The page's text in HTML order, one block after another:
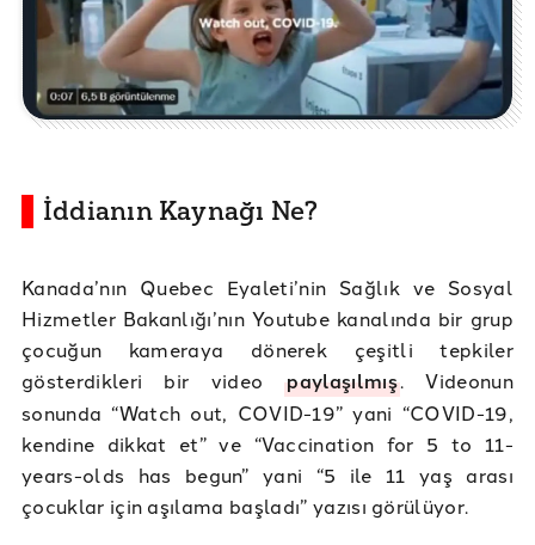
İddianın Kaynağı Ne?
Kanada’nın Quebec Eyaleti’nin Sağlık ve Sosyal
Hizmetler Bakanlığı’nın Youtube kanalında bir grup
çocuğun kameraya dönerek çeşitli tepkiler
gösterdikleri bir videopaylaşılmış. Videonun
sonunda “Watch out, COVID-19” yani “COVID-19,
kendine dikkat et” ve “Vaccination for 5 to 11-
years-olds has begun” yani “5 ile 11 yaş arası
çocuklar için aşılama başladı” yazısı görülüyor.